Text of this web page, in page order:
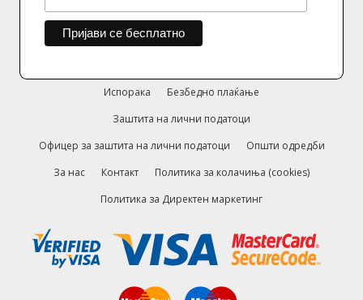
Испорака
Безбедно плаќање
Заштита на лични податоци
Офицер за заштита на лични податоци
Општи одредби
За нас
Контакт
Политика за колачиња (cookies)
Политика за Директен маркетинг